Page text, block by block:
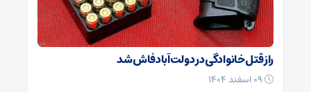
راز قتل خانوادگی در دولت‌آباد فاش شد